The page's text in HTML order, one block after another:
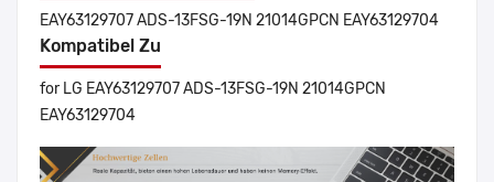
EAY63129707 ADS-13FSG-19N 21014GPCN EAY63129704
Kompatibel Zu
for LG EAY63129707 ADS-13FSG-19N 21014GPCN
EAY63129704